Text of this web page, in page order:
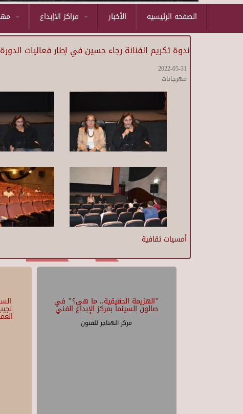
الأخبار الصفحه الرئيسيه
ندوة تكريم الفنانة رجاء حسين في إطار فعاليات
2022-05-31
مهرجانات
أمسيات ثقافية
"الهزيمة الحقيقية.. ما هي؟" في
صالون السينما بمركز الإبداع الفني
مركز الهناجر للفنون